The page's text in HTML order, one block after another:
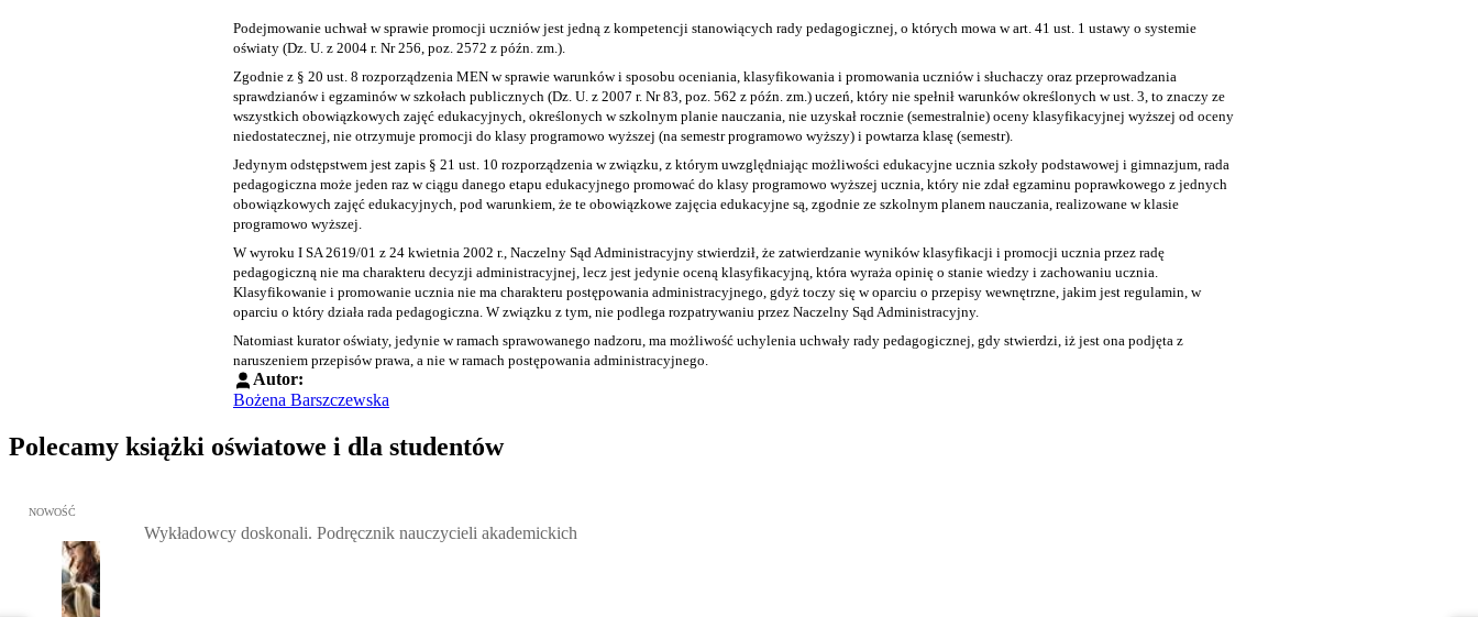
Podejmowanie uchwał w sprawie promocji uczniów jest jedną z kompetencji stanowiących rady pedagogicznej, o których mowa wart. 41 ust. 1 ustawy o systemie
oświaty (Dz. U. z 2004 r. Nr 256, poz. 2572 z późn. zm.).
Zgodnie z § 20 ust. 8 rozporządzenia MEN w sprawie warunków i sposobu oceniania, klasyfikowania i promowania uczniów i słuchaczy oraz przeprowadzania
sprawdzianów i egzaminów w szkołach publicznych (Dz. U. z 2007 r. Nr 83, poz. 562 z późn. zm.) uczeń, który nie spełnił warunków określonych wust. 3, to znaczy ze
wszystkich obowiązkowych zajęć edukacyjnych, określonych w szkolnym planie nauczania, nie uzyskał rocznie (semestralnie) oceny klasyfikacyjnej wyższej od oceny
niedostatecznej, nie otrzymuje promocji do klasy programowo wyższej (na semestr programowo wyższy) i powtarza klasę (semestr).
Jedynym odstępstwem jest zapis § 21 ust. 10 rozporządzenia w związku, z którym uwzględniając możliwości edukacyjne ucznia szkoły podstawowej i gimnazjum, rada
pedagogiczna może jeden raz w ciągu danego etapu edukacyjnego promować do klasy programowo wyższej ucznia, który nie zdał egzaminu poprawkowego z jednych
obowiązkowych zajęć edukacyjnych, pod warunkiem, że te obowiązkowe zajęcia edukacyjne są, zgodnie ze szkolnym planem nauczania, realizowane w klasie
programowo wyższej.
W wyroku I SA 2619/01 z 24 kwietnia 2002 r., Naczelny Sąd Administracyjny stwierdził, że zatwierdzanie wyników klasyfikacji i promocji ucznia przez radę
pedagogiczną nie ma charakteru decyzji administracyjnej, lecz jest jedynie oceną klasyfikacyjną, która wyraża opinię o stanie wiedzy i zachowaniu ucznia.
Klasyfikowanie i promowanie ucznia nie ma charakteru postępowania administracyjnego, gdyż toczy się w oparciu o przepisy wewnętrzne, jakim jest regulamin, w
oparciu o który działa rada pedagogiczna. W związku z tym, nie podlega rozpatrywaniu przez Naczelny Sąd Administracyjny.
Natomiast kurator oświaty, jedynie w ramach sprawowanego nadzoru, ma możliwość uchylenia uchwały rady pedagogicznej, gdy stwierdzi, iż jest ona podjęta z
naruszeniem przepisów prawa, a nie w ramach postępowania administracyjnego.
Autor:
Bożena Barszczewska
Polecamy książki oświatowe i dla studentów
Przejdź do: Wykładowcy doskonali. Podręcznik nauczycieli akademickich, Andrzej Rozmus - otwiera się w nowym oknie
NOWOŚĆ
Wykładowcy doskonali. Podręcznik nauczycieli akademickich